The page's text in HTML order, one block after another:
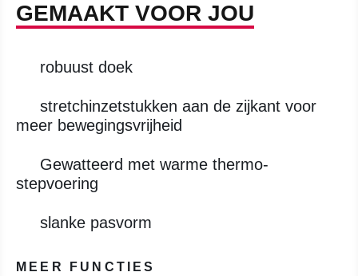
GEMAAKT VOOR JOU
robuust doek
stretchinzetstukken aan de zijkant voor
meer bewegingsvrijheid
Gewatteerd met warme thermo-
stepvoering
slanke pasvorm
MEER FUNCTIES